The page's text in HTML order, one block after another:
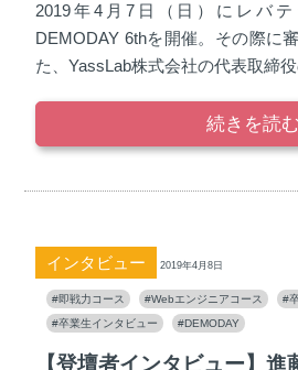
2019年4月7日（日）にレバテ
DEMODAY 6thを開催。その際に
た、YassLab株式会社の代表取締
続きを読む
インタビュー 2019年4月8日
#即戦力コース #Webエンジニアコース
#
#卒業生インタビュー
#DEMODAY
【登壇者インタビュー】